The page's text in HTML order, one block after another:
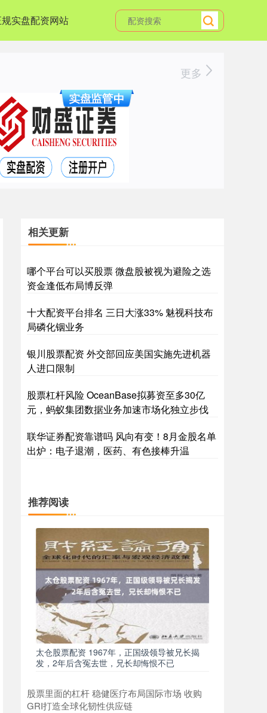
实盘配资网站
更多
相关更新
哪个平台可以买股票 微盘股被视为避险之选
资金逢低布局博反弹
十大配资平台排名 三日大涨33% 魅视科技布
局磷化铟业务
银川股票配资 外交部回应美国实施先进机器
人进口限制
股票杠杆风险 OceanBase拟募资至多30亿
元，蚂蚁集团数据业务加速市场化独立步伐
联华证券配资靠谱吗 风向有变！8月金股名单
出炉：电子退潮，医药、有色接棒升温
推荐阅读
太仓股票配资 1967年，正国级领导被兄长揭
发，2年后含冤去世，兄长却悔恨不已
股票里面的杠杆 稳健医疗布局国际市场 收购
GRI打造全球化韧性供应链